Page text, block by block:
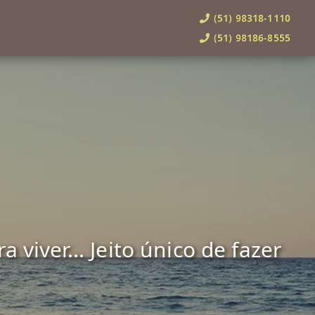
(51) 98318-1110
(51) 98186-8555
viver... Jeito único de fazer